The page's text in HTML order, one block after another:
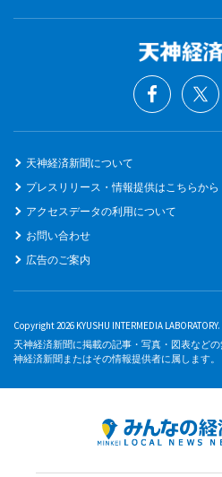
天神経済新聞について
プレスリリース・情報提供はこちらから
アクセスデータの利用について
お問い合わせ
広告のご案内
Copyright 2026 KYUSHU INTERMEDIA
天神経済新聞に掲載の記事・写真・図表など
神経済新聞またはその情報提供者に属します。